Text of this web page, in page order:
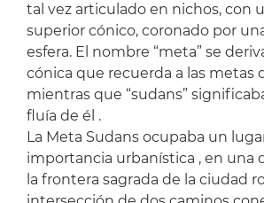
tal vez articulado en nichos, con
superior cónico, coronado por
esfera. El nombre “meta” se
cónica que recuerda a las metas
mientras que “sudans”
fluía de él .
La Meta Sudans ocupaba un
importancia urbanística , en una
la frontera sagrada de la ciudad